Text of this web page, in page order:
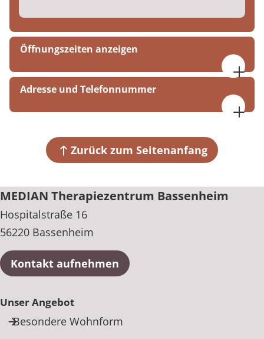
Öffnungszeiten anzeigen
Mo-Do 09:00 - 15:00 Uhr
Adresse und Telefonnummer
56220 BassenheimZurück zum Seitenanfang
MEDIAN Therapiezentrum Bassenheim
Hospitalstraße 16
56220 Bassenheim
Kontakt aufnehmen
Unser Angebot
Besondere Wohnform